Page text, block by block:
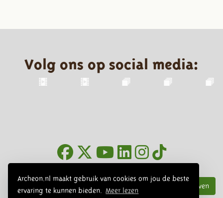
Archeon.nl maakt gebruik van cookies om jou de beste
ervaring te kunnen bieden.
Meer lezen
Volg ons op social media:
Inschrijven